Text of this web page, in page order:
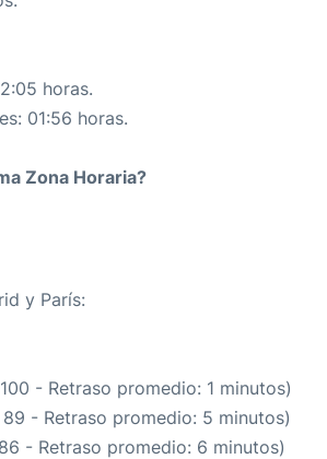
horas.
01:56 horas.
Zona Horaria?
y París:
- Retraso promedio: 1 minutos)
- Retraso promedio: 5 minutos)
- Retraso promedio: 6 minutos)